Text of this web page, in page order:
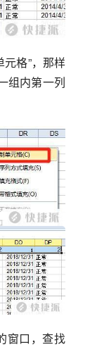
格”，那样
组内第一列
窗口，查找